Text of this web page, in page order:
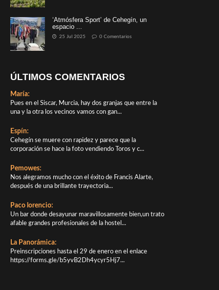
‘Atmósfera Sport’ de Cehegín, un
espacio ...
25 Jul 2025 0 Comentarios
ÚLTIMOS COMENTARIOS
María:
Pues en el Siscar, Murcia, hay dos granjas que entre la
una y la otra los vecinos vamos con gan...
Espín:
Cehegín se muere con rapidez y parece que la
corporación se hace la foto vendiendo Toros y c...
Pemowes:
Nos alegramos mucho con el éxito de Francis Alarte,
después de una brillante trayectoria...
Paco lorencio:
Un bar donde desayunar maravillosamente bien,un trato
afable grandes profesionales de la hostel...
La Panorámica:
Preinscripciones hasta el 29 de enero en el enlace
https://forms.gle/b5yvB2Dh4ycyr5Hj7...